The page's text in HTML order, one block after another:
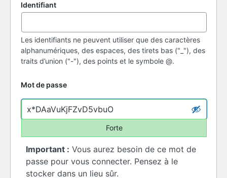
Identifiant
Les identifiants ne peuvent utiliser que des caractères
alphanumériques, des espaces, des tirets bas ("_"), des
traits d’union ("-"), des points et le symbole @.
Mot de passe
Forte
Important : Vous aurez besoin de ce mot de
passe pour vous connecter. Pensez à le
stocker dans un lieu sûr.